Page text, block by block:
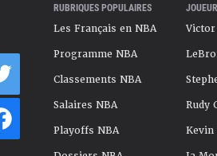
RUBRIQUES POPULAIRES
Les Français en NBA
Programme NBA
Classements NBA
Salaires NBA
Playoffs NBA
Victor
Rudy